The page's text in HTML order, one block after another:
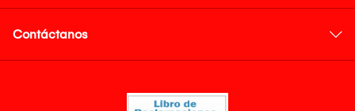
Contáctanos